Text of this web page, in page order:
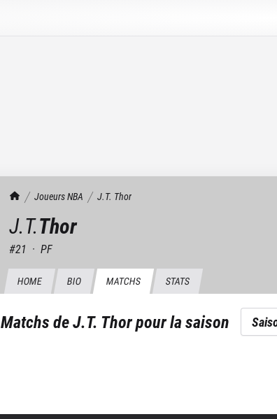
TrashTalk Actu NBA
Joueurs NBA J.T. Thor
J.T.Thor
#21 · PF
HOME BIO MATCHS STATS
Matchs deJ.T. Thorpour la saison